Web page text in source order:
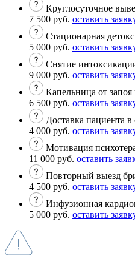
Круглосуточное
7 500 руб. оставить
Стационарная
5 000 руб. оставить
Снятие
9 000 руб. оставить
Капельница от
6 500 руб. оставить
Доставка пациента
4 000 руб. оставить
Мотивация
11 000 руб. оставить
Повторный выезд
4 500 руб. оставить
Инфузионная
5 000 руб. оставить